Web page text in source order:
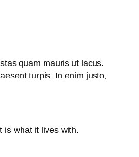
quam mauris ut lacus.
turpis. In enim justo,
is what it lives with.